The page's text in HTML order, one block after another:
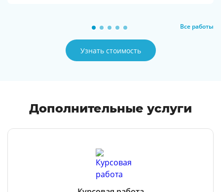
Все работы
Узнать стоимость
Дополнительные услуги